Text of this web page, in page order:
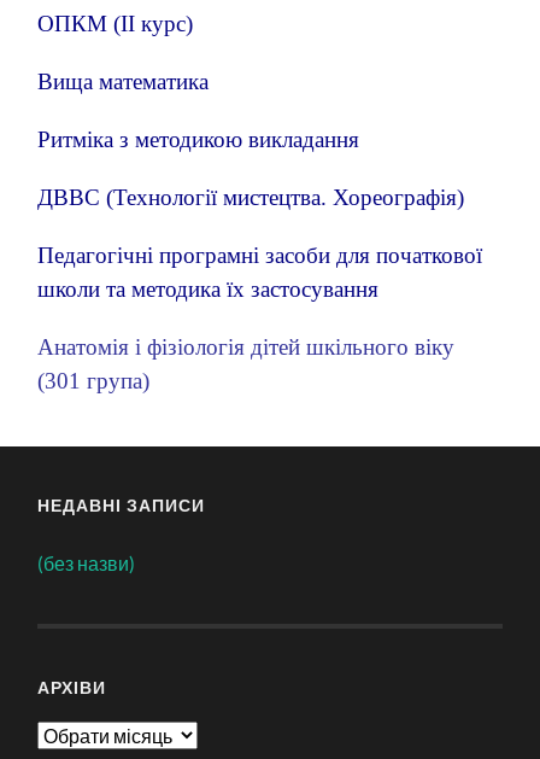
ОПКМ (ІІ курс)
Вища математика
Ритміка з методикою викладання
ДВВС (Технології мистецтва. Хореографія)
Педагогічні програмні засоби для початкової
школи та методика їх застосування
Анатомія і фізіологія дітей шкільного віку
(301 група)
НЕДАВНІ ЗАПИСИ
(без назви)
АРХІВИ
Архіви